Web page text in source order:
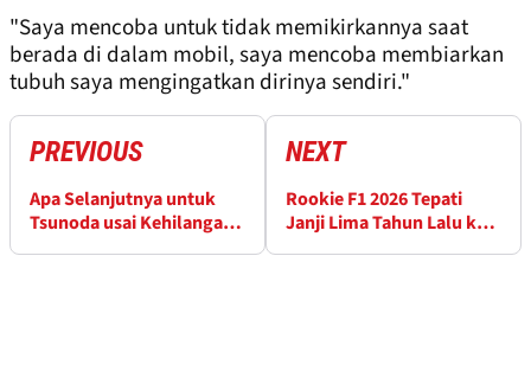
"Saya mencoba untuk tidak memikirkannya saat
berada di dalam mobil, saya mencoba membiarkan
tubuh saya mengingatkan dirinya sendiri."
PREVIOUS
Apa Selanjutnya untuk
Tsunoda usai Kehilangan
NEXT
Rookie F1 2026 Tepati
Janji Lima Tahun Lalu ke